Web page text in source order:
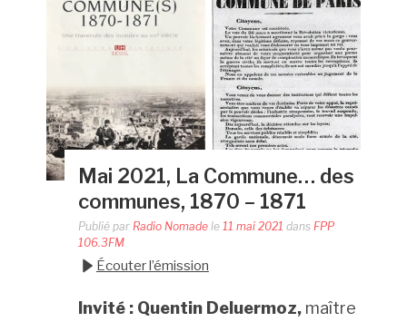
Mai 2021, La Commune… des
communes, 1870 – 1871
Publié par Radio Nomadele 11 mai 2021 dans FPP
106.3FM
Écouter l’émission
Invité : Quentin Deluermoz, maître